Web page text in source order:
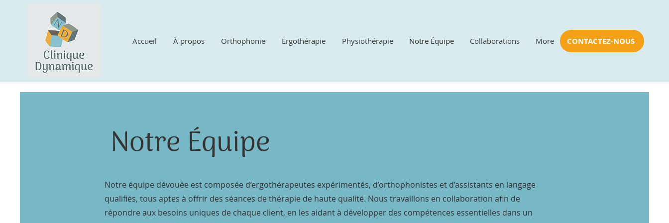
Accueil À propos Orthophonie Ergothérapie Physiothérapie Notre Équipe Collaborations More CONTACTEZ-NOUS
Notre Équipe
Notre équipe dévouée est composée d’ergothérapeutes expérimentés, d’orthophonistes et d’assistants en langage
qualifiés, tous aptes à offrir des séances de thérapie de haute qualité. Nous travaillons en collaboration afin de
répondre aux besoins uniques de chaque client, en les aidant à développer des compétences essentielles dans un